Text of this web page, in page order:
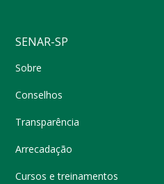
SENAR-SP
Sobre
Conselhos
Transparência
Arrecadação
Cursos e treinamentos